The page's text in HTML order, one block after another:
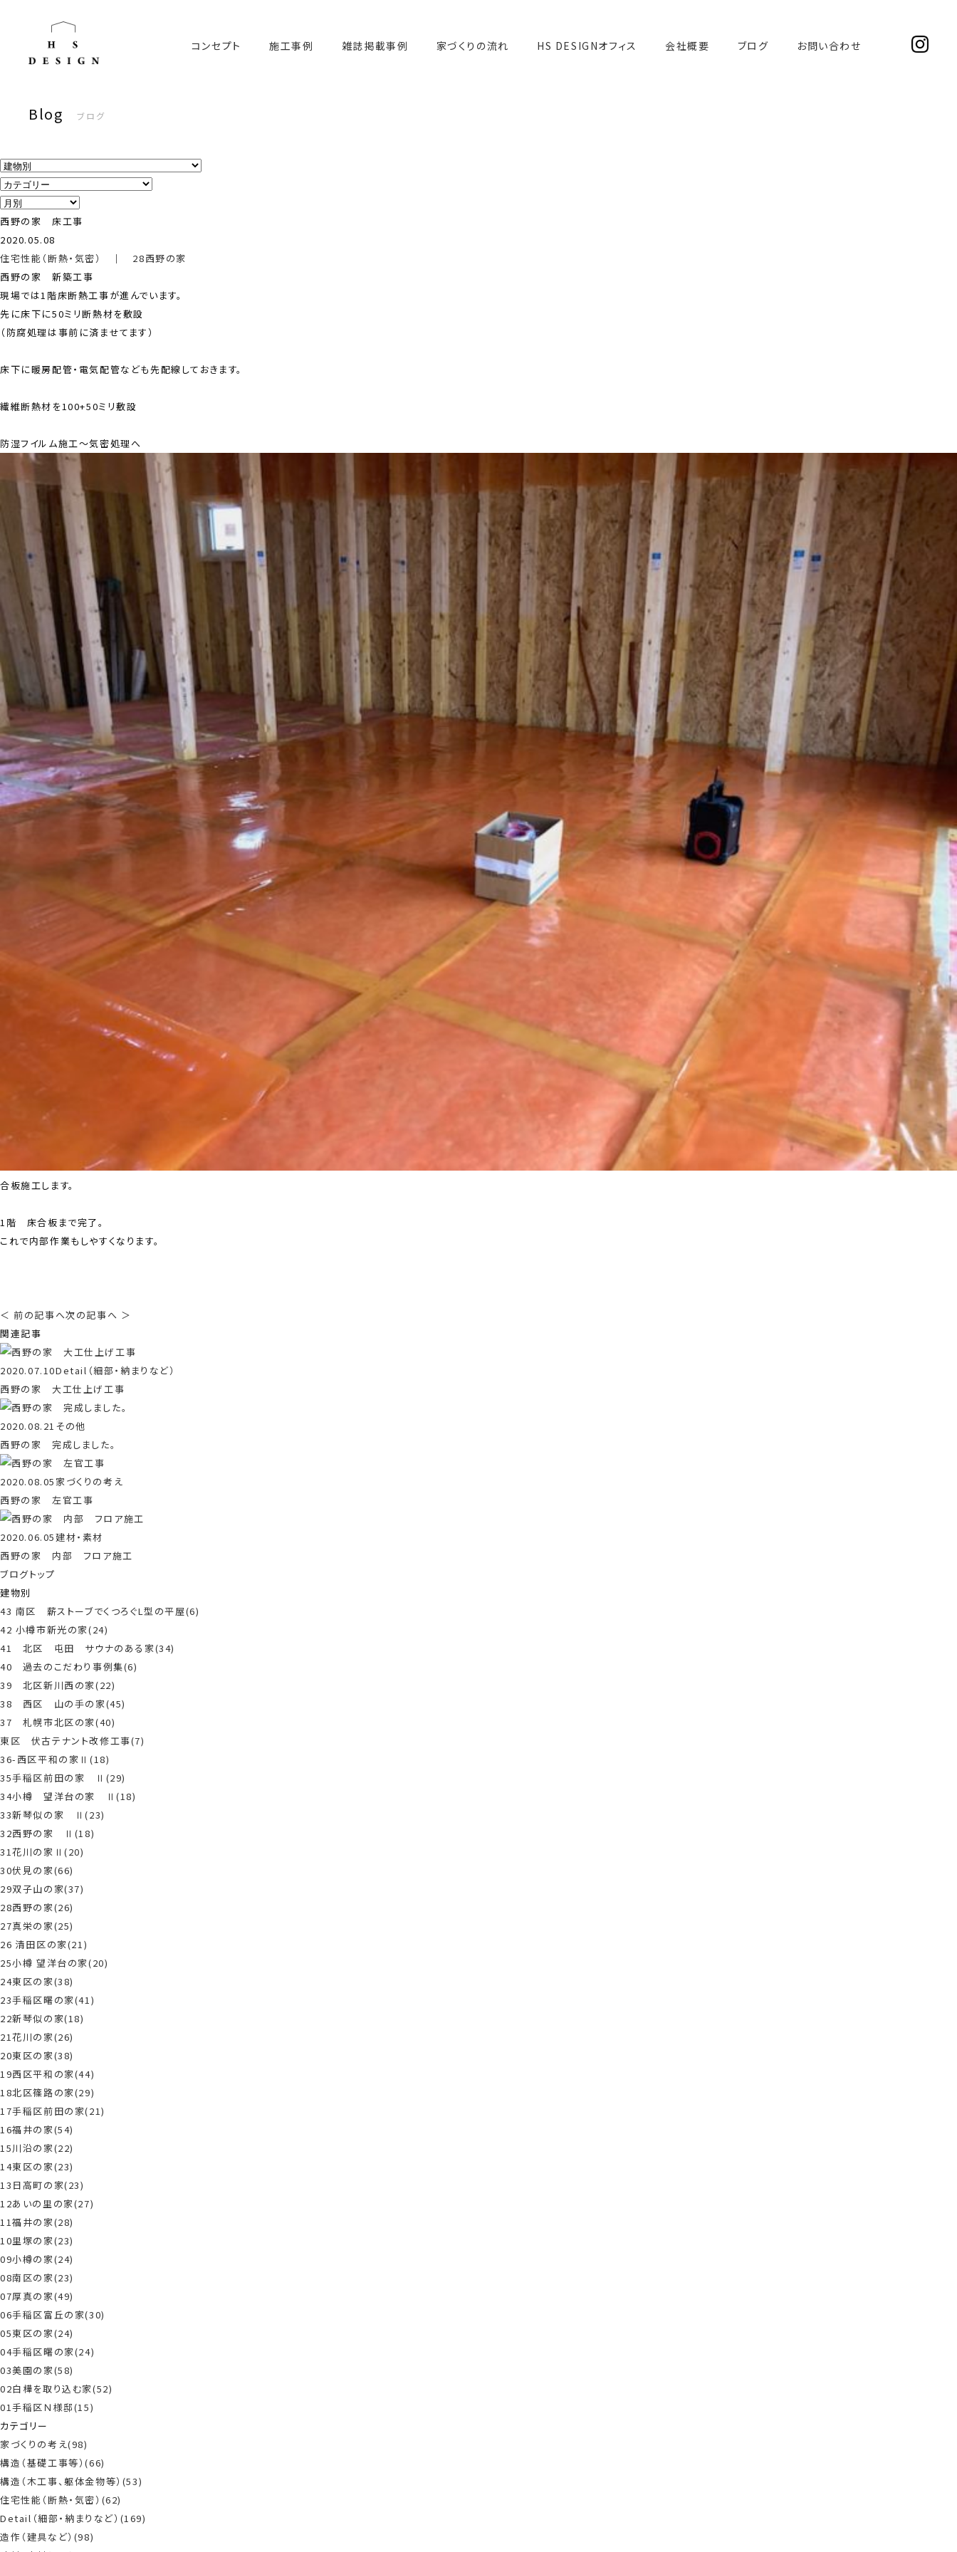
コンセプト 施工事例 雑誌掲載事例 家づくりの流れ HS DESIGNオフィス 会社概要 ブログ お問い合わせ
Blog ブログ
西野の家 床工事
2020.05.08
住宅性能（断熱・気密）
｜ 28西野の家
西野の家 新築工事
現場では1階床断熱工事が進んでいます。
先に床下に50ミリ断熱材を敷設
（防腐処理は事前に済ませてます）
床下に暖房配管・電気配管なども先配線しておきます。
繊維断熱材を100+50ミリ敷設
防湿フイルム施工〜気密処理へ
合板施工します。
1階 床合板まで完了。
これで内部作業もしやすくなります。
＜ 前の記事へ次の記事へ ＞
関連記事
2020.07.10Detail（細部・納まりなど）
西野の家 大工仕上げ工事
2020.08.21 その他
西野の家 完成しました。
2020.08.05家づくりの考え
西野の家 左官工事
2020.06.05建材・素材
西野の家 内部 フロア施工
ブログトップ
建物別
43 南区 薪ストーブでくつろぐL型の平屋(6)
42 小樽市新光の家(24)
41 北区 屯田 サウナのある家(34)
40 過去のこだわり事例集(6)
39 北区新川西の家(22)
38 西区 山の手の家(45)
37 札幌市北区の家(40)
東区 伏古テナント改修工事(7)
36-西区平和の家Ⅱ(18)
35手稲区前田の家 Ⅱ(29)
34小樽 望洋台の家 Ⅱ(18)
33新琴似の家 Ⅱ(23)
32西野の家 Ⅱ(18)
31花川の家Ⅱ(20)
30伏見の家(66)
29双子山の家(37)
28西野の家(26)
27真栄の家(25)
26 清田区の家(21)
25小樽 望洋台の家(20)
24東区の家(38)
23手稲区曙の家(41)
22新琴似の家(18)
21花川の家(26)
20東区の家(38)
19西区平和の家(44)
18北区篠路の家(29)
17手稲区前田の家(21)
16福井の家(54)
15川沿の家(22)
14東区の家(23)
13日高町の家(23)
12あいの里の家(27)
11福井の家(28)
10里塚の家(23)
09小樽の家(24)
08南区の家(23)
07厚真の家(49)
06手稲区富丘の家(30)
05東区の家(24)
04手稲区曙の家(24)
03美園の家(58)
02白樺を取り込む家(52)
01手稲区Ｎ様邸(15)
カテゴリー
家づくりの考え(98)
構造（基礎工事等）(66)
構造（木工事、躯体金物等）(53)
住宅性能（断熱・気密）(62)
Detail（細部・納まりなど）(169)
造作（建具など）(98)